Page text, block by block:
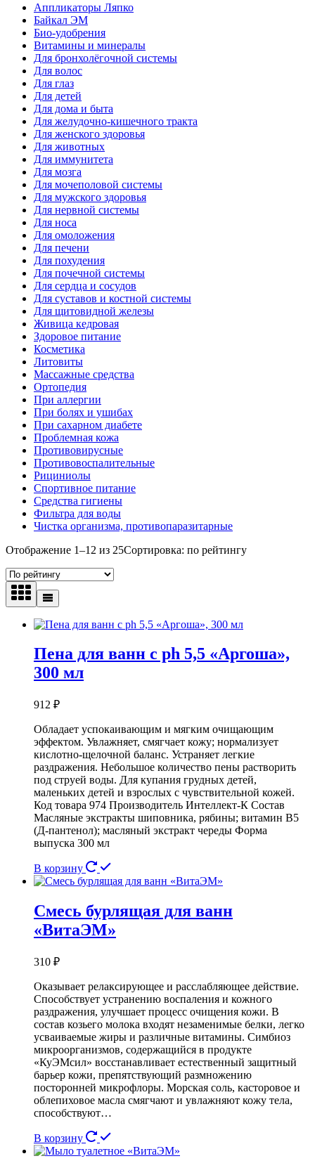
Аппликаторы Ляпко
Байкал ЭМ
Био-удобрения
Витамины и минералы
Для бронхолёгочной системы
Для волос
Для глаз
Для детей
Для дома и быта
Для желудочно-кишечного тракта
Для женского здоровья
Для животных
Для иммунитета
Для мозга
Для мочеполовой системы
Для мужского здоровья
Для нервной системы
Для носа
Для омоложения
Для печени
Для похудения
Для почечной системы
Для сердца и сосудов
Для суставов и костной системы
Для щитовидной железы
Живица кедровая
Здоровое питание
Косметика
Литовиты
Массажные средства
Ортопедия
При аллергии
При болях и ушибах
При сахарном диабете
Проблемная кожа
Противовирусные
Противовоспалительные
Рициниолы
Спортивное питание
Средства гигиены
Фильтра для воды
Чистка организма, противопаразитарные
Отображение 1–12 из 25Сортировка: по рейтингу
Пена для ванн с ph 5,5 «Аргоша»,
300 мл
912 ₽
Обладает успокаивающим и мягким очищающим
эффектом. Увлажняет, смягчает кожу; нормализует
кислотно-щелочной баланс. Устраняет легкие
раздражения. Небольшое количество пены растворить
под струей воды. Для купания грудных детей,
маленьких детей и взрослых с чувствительной кожей.
Код товара 974 Производитель Интеллект-К Состав
Масляные экстракты шиповника, рябины; витамин В5
(Д-пантенол); масляный экстракт череды Форма
выпуска 300 мл
В корзину
Смесь бурлящая для ванн
«ВитаЭМ»
310 ₽
Оказывает релаксирующее и расслабляющее действие.
Способствует устранению воспаления и кожного
раздражения, улучшает процесс очищения кожи. В
состав козьего молока входят незаменимые белки, легко
усваиваемые жиры и различные витамины. Симбиоз
микроорганизмов, содержащийся в продукте
«КуЭМсил» восстанавливает естественный защитный
барьер кожи, препятствующий размножению
посторонней микрофлоры. Морская соль, касторовое и
облепиховое масла смягчают и увлажняют кожу тела,
способствуют…
В корзину